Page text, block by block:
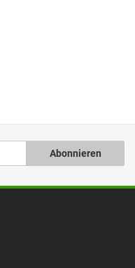
Abonnieren